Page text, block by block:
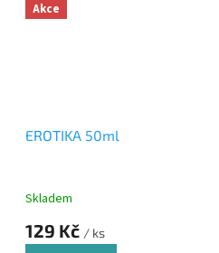
Akce
EROTIKA 50ml
Skladem
129 Kč / ks